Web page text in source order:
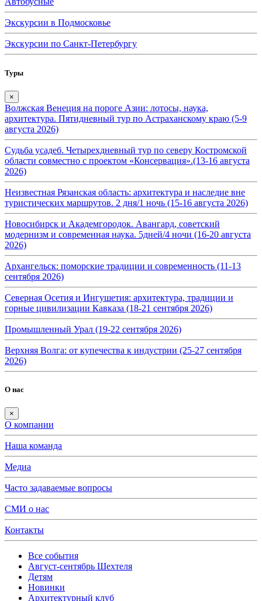
Экскурсии в Подмосковье
Экскурсии по Санкт-Петербургу
Туры
×
Волжская Венеция на пороге Азии: лотосы, наука,
архитектура. Пятидневный тур по Астраханскому краю (5-9
августа 2026)
Судьба усадеб. Четырехдневный тур по северу Костромской
области совместно с проектом «Консервация».(13-16 августа
2026)
Неизвестная Рязанская область: архитектура и наследие вне
туристических маршрутов. 2 дня/1 ночь (15-16 августа 2026)
Новосибирск и Академгородок. Авангард, советский
модернизм и современная наука. 5дней/4 ночи (16-20 августа
2026)
Архангельск: поморские традиции и современность (11-13
сентября 2026)
Северная Осетия и Ингушетия: архитектура, традиции и
горные цивилизации Кавказа (18-21 сентября 2026)
Промышленный Урал (19-22 сентября 2026)
Верхняя Волга: от купечества к индустрии (25-27 сентября
2026)
О нас
×
О компании
Наша команда
Медиа
Часто задаваемые вопросы
СМИ о нас
Контакты
Все события
Август-сентябрь Шехтеля
Детям
Новинки
Архитектурный клуб